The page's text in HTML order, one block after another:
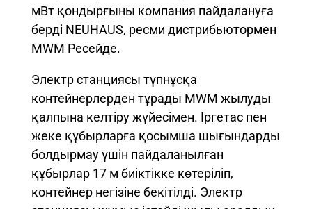
мВт қондырғыны компания пайдалануға
берді NEUHAUS, ресми дистрибьютормен
MWM Ресейде.
Электр станциясы түпнұсқа
контейнерлерден тұрады MWM жылуды
қалпына келтіру жүйесімен. Іргетас пен
жеке құбырларға қосымша шығындарды
болдырмау үшін пайдаланылған
құбырлар 17 м биіктікке көтеріліп,
контейнер негізіне бекітілді. Электр